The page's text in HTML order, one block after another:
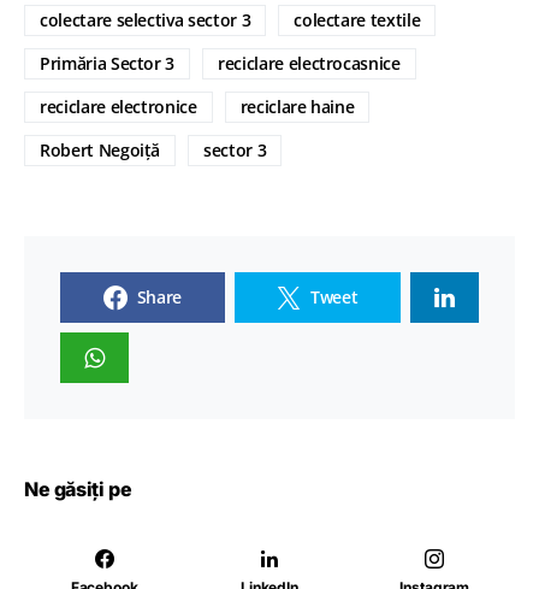
colectare selectiva sector 3
colectare textile
Primăria Sector 3
reciclare electrocasnice
reciclare electronice
reciclare haine
Robert Negoiță
sector 3
Share Tweet
Ne găsiți pe